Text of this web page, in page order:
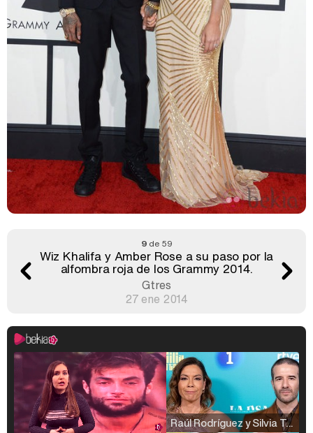
9 de 59
Wiz Khalifa y Amber Rose a su paso por la
alfombra roja de los Grammy 2014.
Gtres
27 ene 2014
Raúl Rodríguez y Silvia Taulés nos cuentan su papel en 'La familia de la tele'